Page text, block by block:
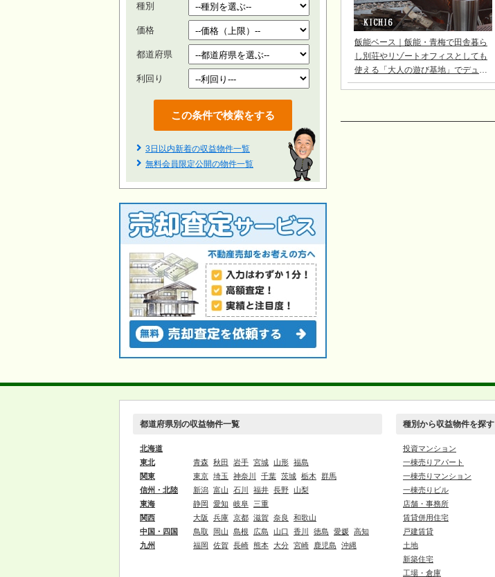
飯能ベース｜飯能・青梅で田舎暮ら
し別荘やリゾートオフィスとしても
使える「大人の遊び基地」でデュア
ルライフ
種別
価格
都道府県
利回り
3日以内新着の収益物件一覧
無料会員限定公開の物件一覧
都道府県別の収益物件一覧
北海道
東北
青森 秋田 岩手 宮城 山形 福島
関東
東京 埼玉 神奈川 千葉 茨城 栃木
群馬
信州・北陸
新潟 富山 石川 福井 長野
山梨
東海
静岡 愛知 岐阜
三重
関西
大阪 兵庫 京都 滋賀 奈良
和歌山
中国・四国
鳥取 岡山 島根 広島 山口 香川 徳島 愛媛 高知
九州
福岡 佐賀 長崎 熊本 大分 宮崎 鹿児島 沖縄
種別から収益物件を探す
投資マンション
一棟売りアパート
一棟売りマンション
一棟売りビル
店舗・事務所
賃貸併用住宅
戸建賃貸
土地
新築住宅
工場・倉庫